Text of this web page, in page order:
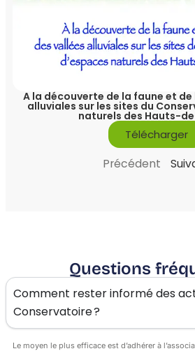
A la découverte de la faune et
alluviales sur les sites du
naturels des Hauts-
Télécharger
Précédent
Questions
Comment rester informé des
Conservatoire ?
Le moyen le plus efficace est d’adhérer à